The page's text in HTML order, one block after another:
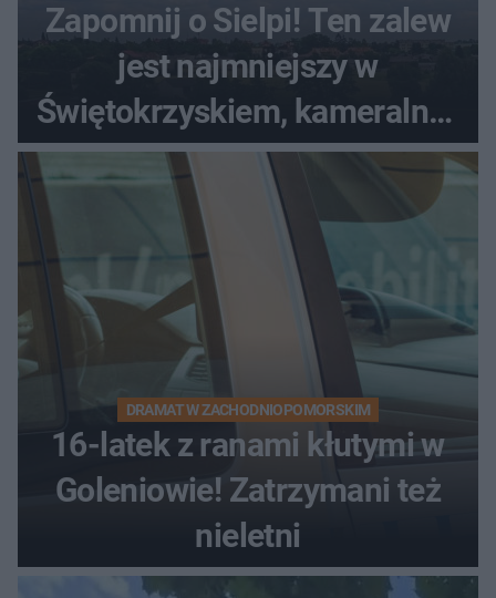
Zapomnij o Sielpi! Ten zalew
jest najmniejszy w
Świętokrzyskiem, kameralny i
bez tłumów
DRAMAT W ZACHODNIOPOMORSKIM
16-latek z ranami kłutymi w
Goleniowie! Zatrzymani też
nieletni